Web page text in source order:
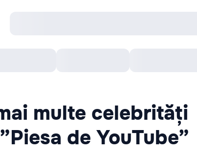
multe celebrități
de YouTube”